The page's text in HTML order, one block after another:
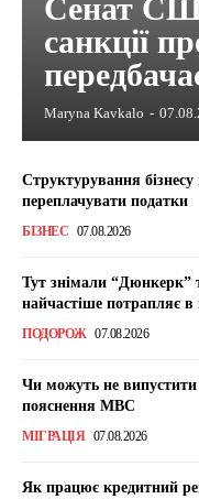
Сенат
санкції
Maryna Kavkalo -
Структурування
переплачувати податки
БІЗНЕС 07.08.2026
Тут знімали “Дюнкерк”
найчастіше потрапляє в
ПОДОРОЖ 07.08.2026
Чи можуть не випустити
пояснення МВС
МІГРАЦІЯ 07.08.2026
Як працює кредитний